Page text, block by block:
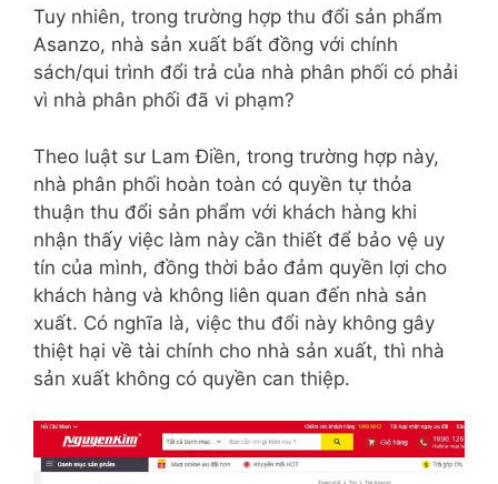
Tuy nhiên, trong trường hợp thu đổi sản phẩm
Asanzo, nhà sản xuất bất đồng với chính
sách/qui trình đổi trả của nhà phân phối có phải
vì nhà phân phối đã vi phạm?
Theo luật sư Lam Điền, trong trường hợp này,
nhà phân phối hoàn toàn có quyền tự thỏa
thuận thu đổi sản phẩm với khách hàng khi
nhận thấy việc làm này cần thiết để bảo vệ uy
tín của mình, đồng thời bảo đảm quyền lợi cho
khách hàng và không liên quan đến nhà sản
xuất. Có nghĩa là, việc thu đổi này không gây
thiệt hại về tài chính cho nhà sản xuất, thì nhà
sản xuất không có quyền can thiệp.